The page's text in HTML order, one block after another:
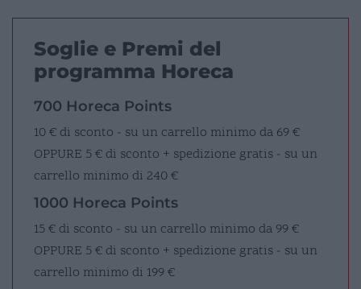
Soglie e Premi del
programma Horeca
700 Horeca Points
10 € di sconto - su un carrello minimo da 69 €
OPPURE 5 € di sconto + spedizione gratis - su un
carrello minimo di 240 €
1000 Horeca Points
15 € di sconto - su un carrello minimo da 99 €
OPPURE 5 € di sconto + spedizione gratis - su un
carrello minimo di 199 €